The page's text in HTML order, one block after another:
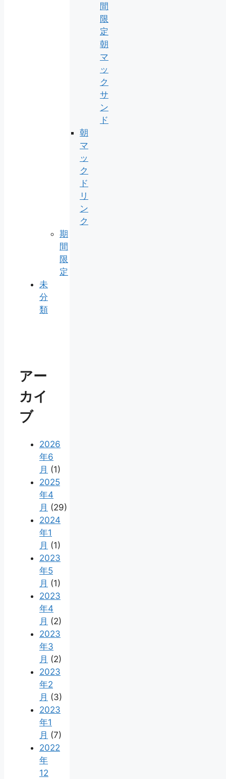
間
限
定
朝
マ
ッ
ク
サ
ン
ド
朝
マ
ッ
ク
ド
リ
ン
ク
期
間
限
定
未
分
類
アー
カイ
ブ
2026
年6
月 (1)
2025
年4
月 (29)
2024
年1
月 (1)
2023
年5
月 (1)
2023
年4
月 (2)
2023
年3
月 (2)
2023
年2
月 (3)
2023
年1
月 (7)
2022
年
12